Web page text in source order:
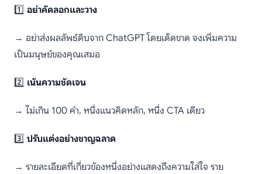
1️⃣ อย่าคัดลอกและวาง
→ อย่าส่งผลลัพธ์ดิบจาก ChatGPT โดยเด็ดขาด จงเพิ่มความ
เป็นมนุษย์ของคุณเสมอ
2️⃣ เน้นความชัดเจน
→ ไม่เกิน 100 คำ, หนึ่งแนวคิดหลัก, หนึ่ง CTA เดียว
3️⃣ ปรับแต่งอย่างชาญฉลาด
→ รายละเอียดที่เกี่ยวข้องหนึ่งอย่างแสดงถึงความใส่ใจ ราย